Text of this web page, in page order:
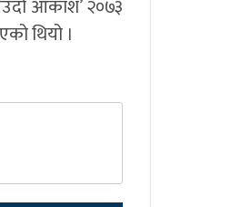
आकाश’ २०७३
थियो ।